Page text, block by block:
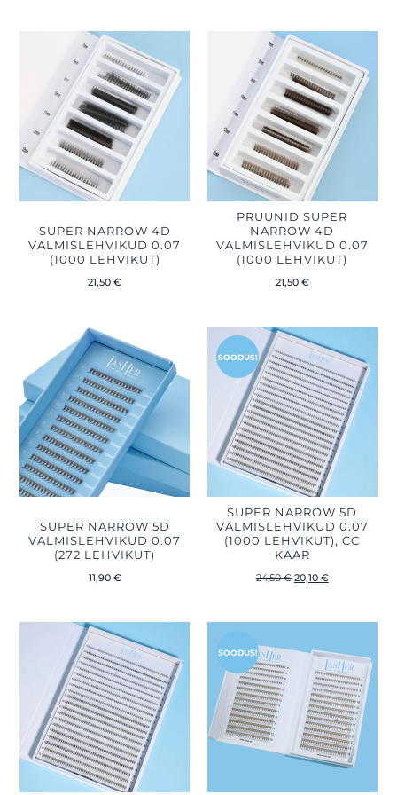
SUPER NARROW 4D
VALMISLEHVIKUD 0.07
(1000 LEHVIKUT)
21,50€
PRUUNID SUPER
NARROW 4D
VALMISLEHVIKUD 0.07
(1000 LEHVIKUT)
21,50 €
SUPER NARROW 5D
VALMISLEHVIKUD 0.07
(272 LEHVIKUT)
11,90 €
SOODUS!
SUPER NARROW 5D
VALMISLEHVIKUD 0.07
(1000 LEHVIKUT), CC
KAAR
24,50€
Algne
hind
oli:
24,50 €.
20,10 €
hind
on:
20,10 €.
SOODUS!
kuni
15,60 €